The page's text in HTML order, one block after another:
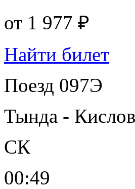
от 1 977 ₽
Найти билет
Поезд 097Э
Тында -
СК
00:49